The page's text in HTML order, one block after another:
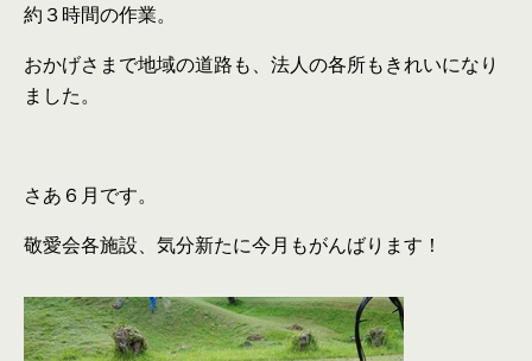
約３時間の作業。
おかげさまで地域の道路も、法人の各所もきれいになり
ました。
さあ６月です。
敬愛会各施設、気分新たに今月もがんばります！